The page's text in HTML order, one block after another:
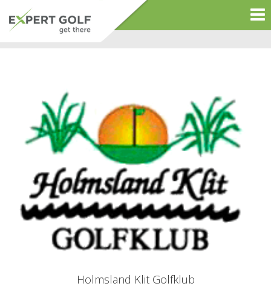
Holmsland Klit Golfklub